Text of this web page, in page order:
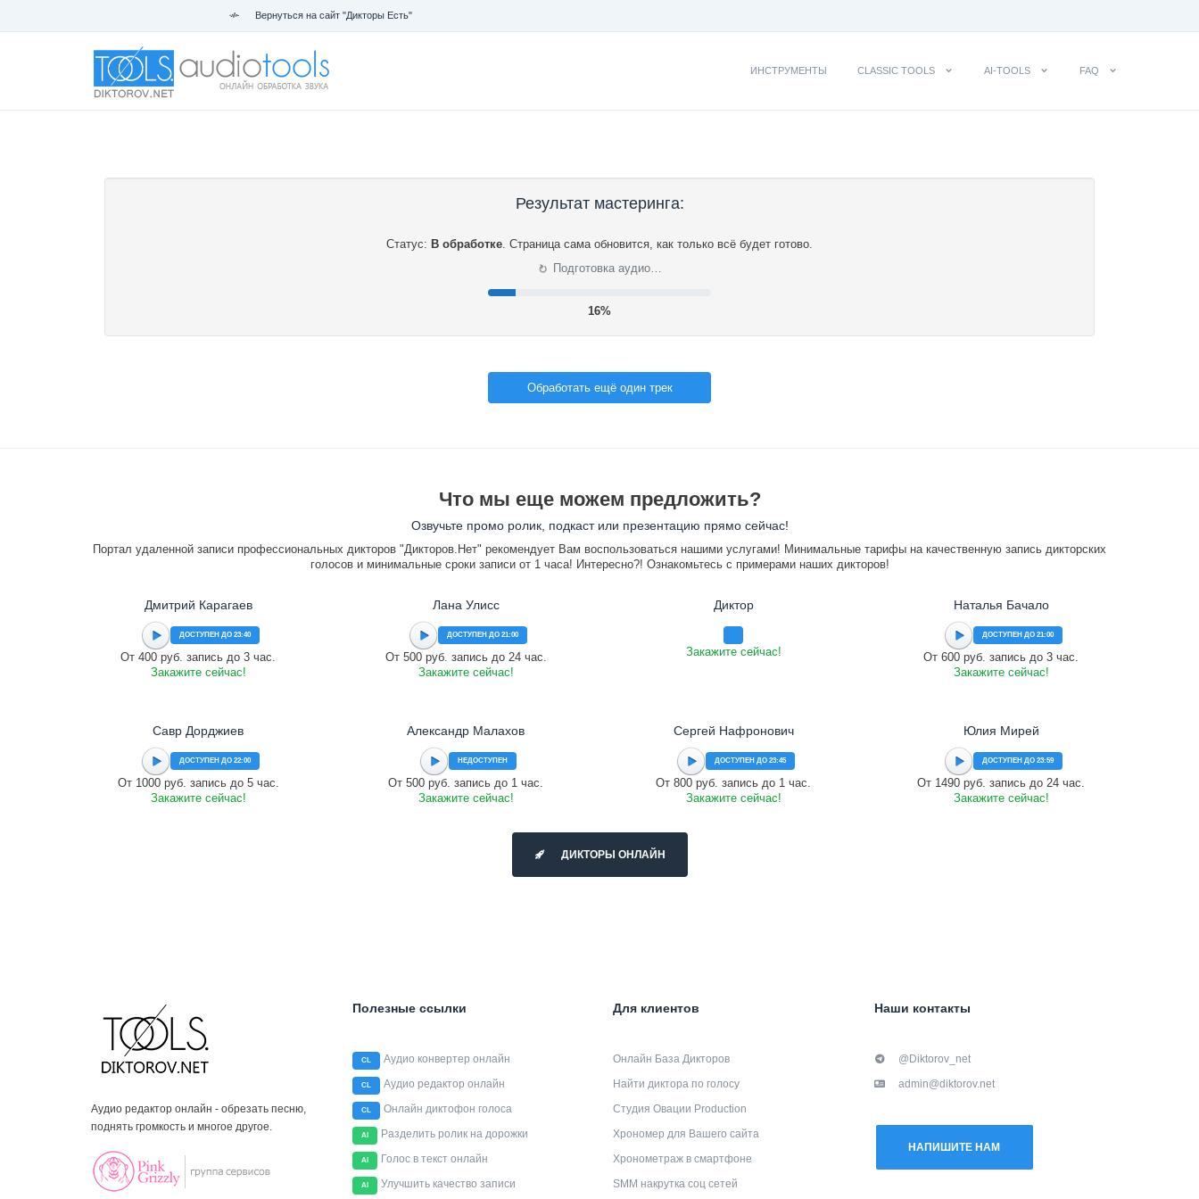
Вернуться на сайт "Дикторы Есть"
ИНСТРУМЕНТЫ CLASSIC TOOLS AI-TOOLS FAQ
Результат мастеринга:
Статус: В обработке. Страница сама обновится, как только всё будет готово.
⟳ Подготовка аудио…
17%
Обработать ещё один трек
Что мы еще можем предложить?
Озвучьте промо ролик, подкаст или презентацию прямо сейчас!
Портал удаленной записи профессиональных дикторов "Дикторов.Нет" рекомендует Вам воспользоваться нашими услугами! Минимальные тарифы на качественную запись дикторских
голосов и минимальные сроки записи от 1 часа! Интересно?! Ознакомьтесь с примерами наших дикторов!
Дмитрий Карагаев
ДОСТУПЕН ДО 23:40
От 400 руб. запись до 3 час.
Закажите сейчас!
Лана Улисс
ДОСТУПЕН ДО 21:00
От 500 руб. запись до 24 час.
Закажите сейчас!
Диктор
Закажите сейчас!
Наталья Бачало
ДОСТУПЕН ДО 21:00
От 600 руб. запись до 3 час.
Закажите сейчас!
Савр Дорджиев
ДОСТУПЕН ДО 22:00
От 1000 руб. запись до 5 час.
Закажите сейчас!
Александр Малахов
НЕДОСТУПЕН
От 500 руб. запись до 1 час.
Закажите сейчас!
Сергей Нафронович
ДОСТУПЕН ДО 23:45
От 800 руб. запись до 1 час.
Закажите сейчас!
Юлия Мирей
ДОСТУПЕН ДО 23:59
От 1490 руб. запись до 24 час.
Закажите сейчас!
ДИКТОРЫ ОНЛАЙН
Аудио редактор онлайн - обрезать песню,
поднять громкость и многое другое.
Полезные ссылки
CL Аудио конвертер онлайн
CL Аудио редактор онлайн
CL Онлайн диктофон голоса
AI Разделить ролик на дорожки
AI Голос в текст онлайн
AI Улучшить качество записи
Для клиентов
Онлайн База Дикторов
Найти диктора по голосу
Студия Овации Production
Хрономер для Вашего сайта
Хронометраж в смартфоне
SMM накрутка соц сетей
Наши контакты
@Diktorov_net
admin@diktorov.net
НАПИШИТЕ НАМ